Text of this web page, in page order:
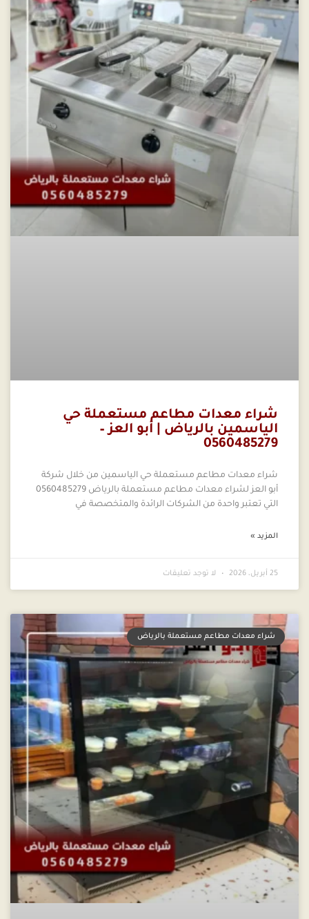
شراء معدات مطاعم مستعملة حي
الياسمين بالرياض | أبو العز –
0560485279
شراء معدات مطاعم مستعملة حي الياسمين من خلال شركة
أبو العز لشراء معدات مطاعم مستعملة بالرياض 0560485279
التي تعتبر واحدة من الشركات الرائدة والمتخصصة في
المزيد »
25 أبريل، 2026 لا توجد تعليقات
شراء معدات مطاعم مستعملة بالرياض